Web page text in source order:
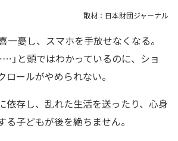
取材：日本財団ジャーナル
一憂し、スマホを手放せなくなる。
」と頭ではわかっているのに、ショ
ールがやめられない。
依存し、乱れた生活を送ったり、心身
る子どもが後を絶ちません。